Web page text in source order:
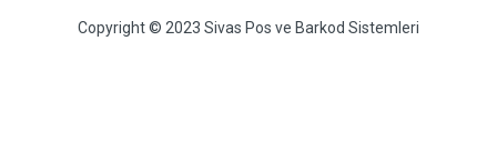
Copyright © 2023 Sivas Pos ve Barkod Sistemleri